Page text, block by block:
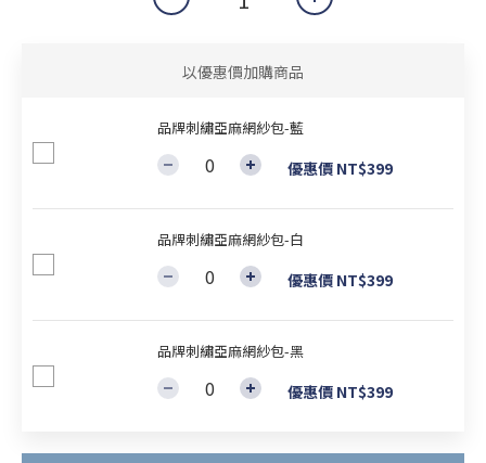
以優惠價加購商品
品牌刺繡亞麻網紗包-藍
優惠價 NT$399
品牌刺繡亞麻網紗包-白
優惠價 NT$399
品牌刺繡亞麻網紗包-黑
優惠價 NT$399